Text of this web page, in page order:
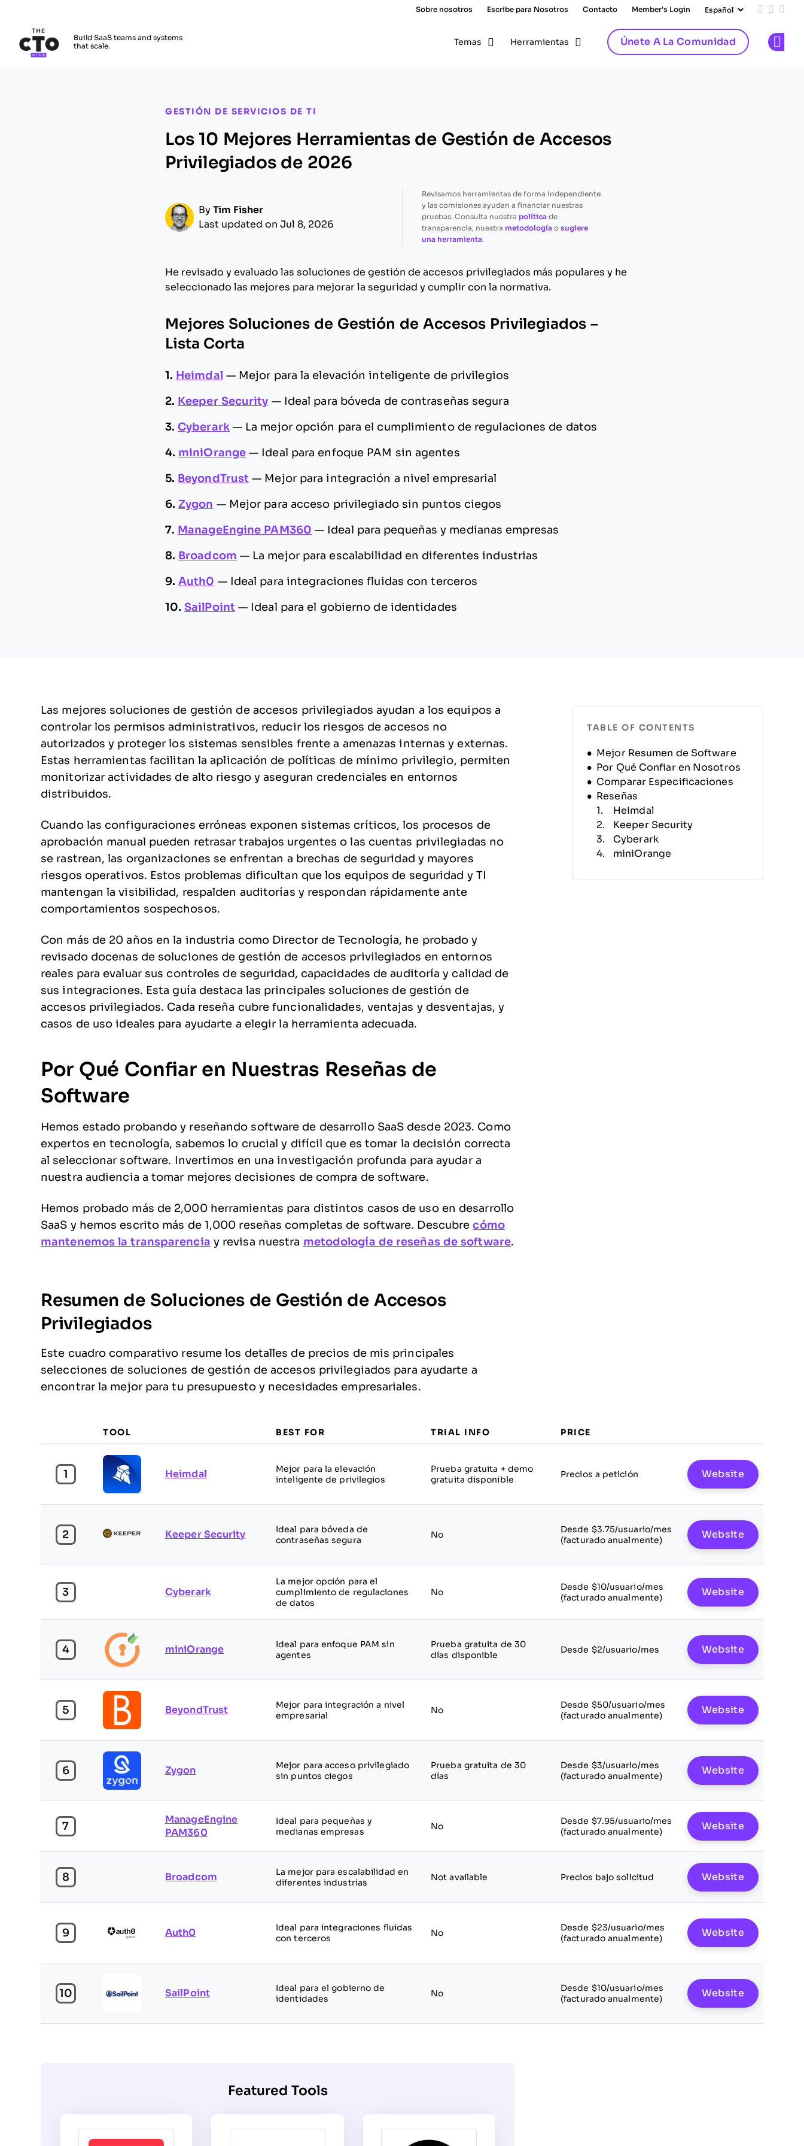
Sobre nosotros Escribe para Nosotros Contacto Member's Login Add us
Follow
Build SaaS teams and systems
that scale.
Temas Herramientas Únete A La Comunidad
GESTIÓN DE SERVICIOS DE TI
Los 10 Mejores Herramientas de Gestión de Accesos
Privilegiados de 2026
By Tim Fisher
Last updated on Jul 8, 2026
Revisamos herramientas de forma independiente
y las comisiones ayudan a financiar nuestras
pruebas. Consulta nuestra políticade
transparencia, nuestra metodologíao sugiere
una herramienta.
He revisado y evaluado las soluciones de gestión de accesos privilegiados más populares y he
seleccionado las mejores para mejorar la seguridad y cumplir con la normativa.
Mejores Soluciones de Gestión de Accesos Privilegiados –
Lista Corta
1. Heimdal — Mejor para la elevación inteligente de privilegios
2. Keeper Security — Ideal para bóveda de contraseñas segura
3. Cyberark — La mejor opción para el cumplimiento de regulaciones de datos
4. miniOrange — Ideal para enfoque PAM sin agentes
5. BeyondTrust — Mejor para integración a nivel empresarial
6. Zygon — Mejor para acceso privilegiado sin puntos ciegos
7. ManageEngine PAM360 — Ideal para pequeñas y medianas empresas
8. Broadcom — La mejor para escalabilidad en diferentes industrias
9. Auth0 — Ideal para integraciones fluidas con terceros
10. SailPoint — Ideal para el gobierno de identidades
Las mejores soluciones de gestión de accesos privilegiados ayudan a los equipos a
controlar los permisos administrativos, reducir los riesgos de accesos no
autorizados y proteger los sistemas sensibles frente a amenazas internas y externas.
Estas herramientas facilitan la aplicación de políticas de mínimo privilegio, permiten
monitorizar actividades de alto riesgo y aseguran credenciales en entornos
distribuidos.
Cuando las configuraciones erróneas exponen sistemas críticos, los procesos de
aprobación manual pueden retrasar trabajos urgentes o las cuentas privilegiadas no
se rastrean, las organizaciones se enfrentan a brechas de seguridad y mayores
riesgos operativos. Estos problemas dificultan que los equipos de seguridad y TI
mantengan la visibilidad, respalden auditorías y respondan rápidamente ante
comportamientos sospechosos.
Con más de 20 años en la industria como Director de Tecnología, he probado y
revisado docenas de soluciones de gestión de accesos privilegiados en entornos
reales para evaluar sus controles de seguridad, capacidades de auditoría y calidad de
sus integraciones. Esta guía destaca las principales soluciones de gestión de
accesos privilegiados. Cada reseña cubre funcionalidades, ventajas y desventajas, y
casos de uso ideales para ayudarte a elegir la herramienta adecuada.
Por Qué Confiar en Nuestras Reseñas de
Software
Hemos estado probando y reseñando software de desarrollo SaaS desde 2023. Como
expertos en tecnología, sabemos lo crucial y difícil que es tomar la decisión correcta
al seleccionar software. Invertimos en una investigación profunda para ayudar a
nuestra audiencia a tomar mejores decisiones de compra de software.
Hemos probado más de 2,000 herramientas para distintos casos de uso en desarrollo
SaaS y hemos escrito más de 1,000 reseñas completas de software. Descubrecómo
mantenemos la transparencia y revisa nuestra metodología de reseñas de software.
Resumen de Soluciones de Gestión de Accesos
Privilegiados
Este cuadro comparativo resume los detalles de precios de mis principales
selecciones de soluciones de gestión de accesos privilegiados para ayudarte a
encontrar la mejor para tu presupuesto y necesidades empresariales.
TOOL BEST FOR TRIAL INFO PRICE
1 Heimdal
Mejor para la elevación
inteligente de privilegios
Prueba gratuita + demo
gratuita disponible
Precios a petición Website
2 Keeper Security
Ideal para bóveda de
contraseñas segura
No
Desde $3.75/usuario/mes
(facturado anualmente)
Website
3 Cyberark
La mejor opción para el
cumplimiento de regulaciones
de datos
No
Desde $10/usuario/mes
(facturado anualmente)
Website
4 miniOrange
Ideal para enfoque PAM sin
agentes
Prueba gratuita de 30
días disponible
Desde $2/usuario/mes Website
5 BeyondTrust
Mejor para integración a nivel
empresarial
No
Desde $50/usuario/mes
(facturado anualmente)
Website
6 Zygon
Mejor para acceso privilegiado
sin puntos ciegos
Prueba gratuita de 30
días
Desde $3/usuario/mes
(facturado anualmente)
Website
7
ManageEngine
PAM360
Ideal para pequeñas y
medianas empresas
No
Desde $7.95/usuario/mes
(facturado anualmente)
Website
8 Broadcom
La mejor para escalabilidad en
diferentes industrias
Not available Precios bajo solicitud Website
9 Auth0
Ideal para integraciones fluidas
con terceros
No
Desde $23/usuario/mes
(facturado anualmente)
Website
10 SailPoint
Ideal para el gobierno de
identidades
No
Desde $10/usuario/mes
(facturado anualmente)
Website
Featured Tools
TABLE OF CONTENTS
Mejor Resumen de Software
Por Qué Confiar en Nosotros
Comparar Especificaciones
Reseñas
Heimdal
Keeper Security
Cyberark
miniOrange
Zygon